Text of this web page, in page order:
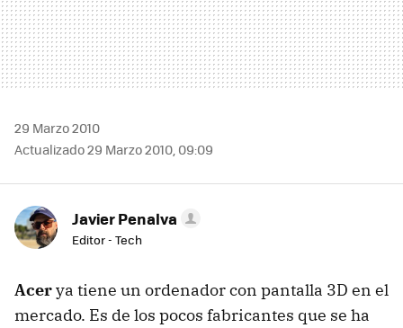
29 Marzo 2010
Actualizado 29 Marzo 2010, 09:09
Javier Penalva
Editor - Tech
Acerya tiene un ordenador con pantalla 3D en el
mercado. Es de los pocos fabricantes que se ha